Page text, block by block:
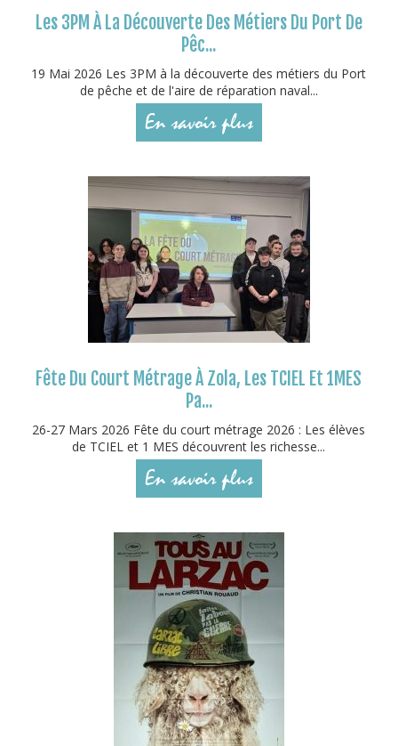
Les 3PM À La Découverte Des Métiers Du Port De
Pêc...
19 Mai 2026 Les 3PM à la découverte des métiers du Port
de pêche et de l'aire de réparation naval...
En savoir plus
Fête Du Court Métrage À Zola, Les TCIEL Et 1MES
Pa...
26-27 Mars 2026 Fête du court métrage 2026 : Les élèves
de TCIEL et 1 MES découvrent les richesse...
En savoir plus